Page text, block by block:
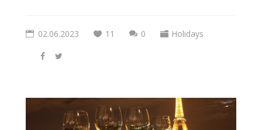
02.06.2023 11 0 Holidays